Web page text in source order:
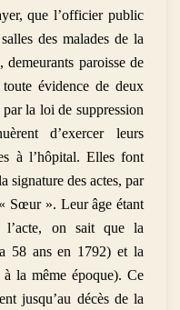
que l’officier public
des malades de la
paroisse de
évidence de deux
la loi de suppression
d’exercer leurs
à l’hôpital. Elles font
signature des actes, par
Sœur ». Leur âge étant
l’acte, on sait que la
58 ans en 1792) et la
la même époque). Ce
jusqu’au décès de la